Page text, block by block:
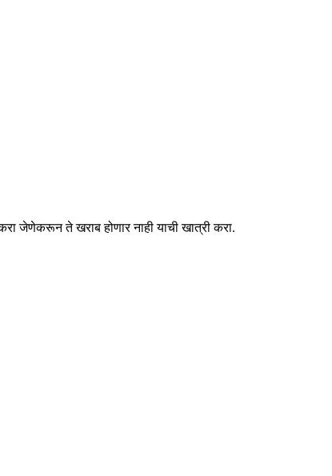
जेणेकरून ते खराब होणार नाही याची खात्री करा.